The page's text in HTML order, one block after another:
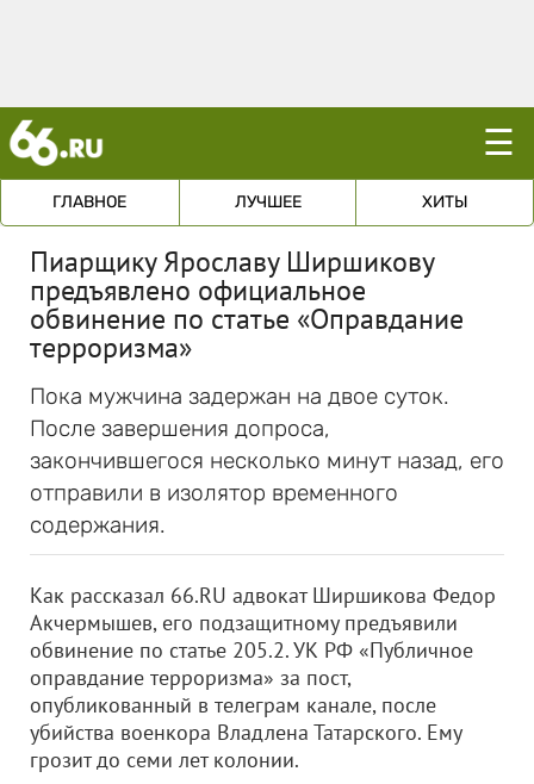
☰
ГЛАВНОЕ ЛУЧШЕЕ ХИТЫ
Пиарщику Ярославу Ширшикову
предъявлено официальное
обвинение по статье «Оправдание
терроризма»
Пока мужчина задержан на двое суток.
После завершения допроса,
закончившегося несколько минут назад, его
отправили в изолятор временного
содержания.
Как рассказал 66.RU адвокат Ширшикова Федор
Акчермышев, его подзащитному предъявили
обвинение по статье 205.2. УК РФ «Публичное
оправдание терроризма» за пост,
опубликованный в телеграм канале, после
убийства военкора Владлена Татарского. Ему
грозит до семи лет колонии.